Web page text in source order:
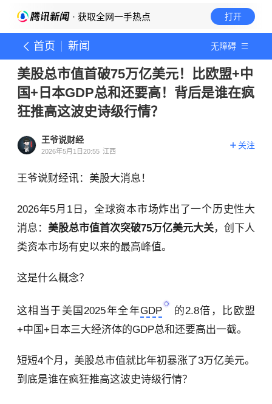
· 获取全网一手热点 打开
首页 新闻 无障碍
美股总市值首破75万亿美元！比欧盟+中
国+日本GDP总和还要高！背后是谁在疯
狂推高这波史诗级行情？
王爷说财经
2026年5月1日20:55 江西
关注
王爷说财经讯：美股大消息！
2026年5月1日，全球资本市场炸出了一个历史性大
消息： 美股总市值首次突破75万亿美元大关，创下人
类资本市场有史以来的最高峰值。
这是什么概念？
这相当于美国2025年全年GDP
的2.8倍，比欧盟
+中国+日本三大经济体的GDP总和还要高出一截。
短短4个月，美股总市值就比年初暴涨了3万亿美元。
到底是谁在疯狂推高这波史诗级行情？